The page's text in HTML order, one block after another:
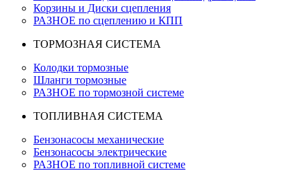
Корзины и Диски сцепления
РАЗНОЕ по сцеплению и КПП
ТОРМОЗНАЯ СИСТЕМА
Колодки тормозные
Шланги тормозные
РАЗНОЕ по тормозной системе
ТОПЛИВНАЯ СИСТЕМА
Бензонасосы механические
Бензонасосы электрические
РАЗНОЕ по топливной системе